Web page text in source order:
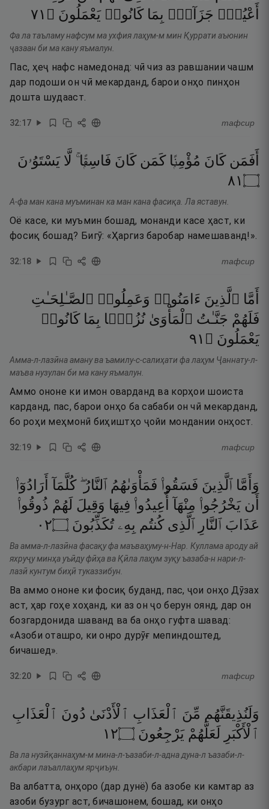
أَعْيُنٍۢ جَزَآءًۢ بِمَا كَانُوا۟ يَعْمَلُونَ ۝ ١٧
Фа ла таъламу нафсум ма ухфия лаҳум-м мин Қуррати аъюнин
ҷазаан би ма кану яъмалун.
Пас, ҳеҷ нафс намедонад: чӣ чиз аз равшании чашм
дар подоши он чӣ мекарданд, барои онҳо пинҳон
дошта шудааст.
32:17 тафсир
أَفَمَن كَانَ مُؤْمِنًۭا كَمَن كَانَ فَاسِقًۭا ۚ لَّا يَسْتَوُۥنَ
۝١٨
А-фа ман кана муъминан ка ман кана фасиқа. Ла яставун.
Оё касе, ки муъмин бошад, монанди касе ҳаст, ки
фосиқ бошад? Бигӯ: «Ҳаргиз баробар намешаванд!».
32:18 тафсир
أَمَّا ٱلَّذِينَ ءَامَنُوا۟ وَعَمِلُوا۟ ٱلصَّـٰلِحَـٰتِ
فَلَهُمْ جَنَّـٰتُ ٱلْمَأْوَىٰ نُزُلًۢا بِمَا كَانُوا۟
يَعْمَلُونَ ۝ ١٩
Амма-л-лазӣна аману ва ъамилу-с-салиҳати фа лаҳум Ҷаннату-л-
маъва нузулан би ма кану яъмалун.
Аммо ононе ки имон оварданд ва корҳои шоиста
карданд, пас, барои онҳо ба сабаби он чӣ мекарданд,
бо роҳи меҳмонӣ биҳиштҳо ҷойи мондании онҳост.
32:19 тафсир
وَأَمَّا ٱلَّذِينَ فَسَقُوا۟ فَمَأْوَىٰهُمُ ٱلنَّارُ ۖ كُلَّمَآ أَرَادُوٓا۟
أَن يَخْرُجُوا۟ مِنْهَآ أُعِيدُوا۟ فِيهَا وَقِيلَ لَهُمْ ذُوقُوا۟
عَذَابَ ٱلنَّارِ ٱلَّذِى كُنتُم بِهِۦ تُكَذِّبُونَ ۝٢٠
Ва амма-л-лазӣна фасақу фа маъваҳуму-н-Нар. Куллама ароду ай
яхруҷу минҳа уъӣду фӣҳа ва Қӣла лаҳум зуқу ъазаба-н нари-л-
лазӣ кунтум биҳӣ туказзибун.
Ва аммо ононе ки фосиқ буданд, пас, ҷои онҳо Дӯзах
аст, ҳар гоҳе хоҳанд, ки аз он ҷо берун оянд, дар он
бозгардонида шаванд ва ба онҳо гуфта шавад:
«Азоби оташро, ки онро дурӯғ мепиндоштед,
бичашед».
32:20 тафсир
وَلَنُذِيقَنَّهُم مِّنَ ٱلْعَذَابِ ٱلْأَدْنَىٰ دُونَ ٱلْعَذَابِ
ٱلْأَكْبَرِ لَعَلَّهُمْ يَرْجِعُونَ ۝٢١
Ва ла нузӣқаннаҳум-м мина-л-ъазаби-л-адна дуна-л ъазаби-л-
акбари лаъаллаҳум ярҷиъун.
Ва албатта, онҳоро (дар дунё) ба азобе ки камтар аз
азоби бузург аст, бичашонем, бошад, ки онҳо